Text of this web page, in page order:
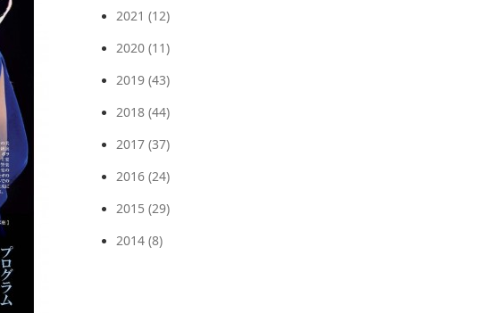
2021 (12)
2020 (11)
2019 (43)
2018 (44)
2017 (37)
2016 (24)
2015 (29)
2014 (8)